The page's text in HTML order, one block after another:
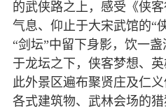
的武侠路之上，感受《侠
气息、仰止于大宋武馆的“
“剑坛”中留下身影，饮一
于龙坛之下，侠客梦想、
此外景区遍布聚贤庄及仁
各式建筑物、武林会场的